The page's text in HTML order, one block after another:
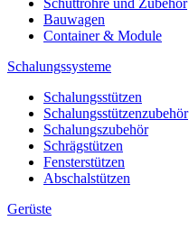
Bauwagen
Container & Module
Schalungssysteme
Schalungsstützen
Schalungsstützenzubehör
Schalungszubehör
Schrägstützen
Fensterstützen
Abschalstützen
Gerüste